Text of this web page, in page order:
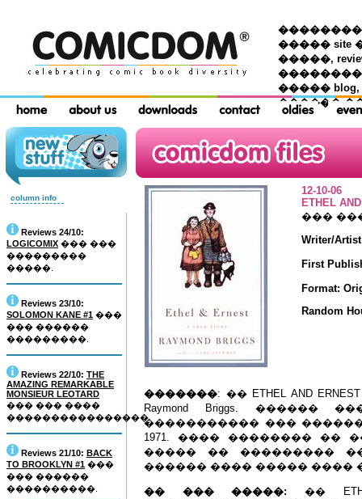
���������
����� site
�����,
����� blog,
������
column info
Reviews 24/10:
LOGICOMIX ��� ���
���������
�����.
Reviews 23/10:
SOLOMON KANE #1 ���
��� ������
���������.
Reviews 22/10: THE
AMAZING REMARKABLE
MONSIEUR LEOTARD
��� ��� ����
����������������.
Reviews 21/10: BACK
TO BROOKLYN #1 ���
��� ������
����������.
12-10-06
ETHEL
���
Writer/
First
Format:
Random
�������: �� ETHEL AND
Raymond Briggs.
����������� ���
1971. ���� �������� ��
����� �� ���������
������ ���� ����� ����
�� ��� �����: ��